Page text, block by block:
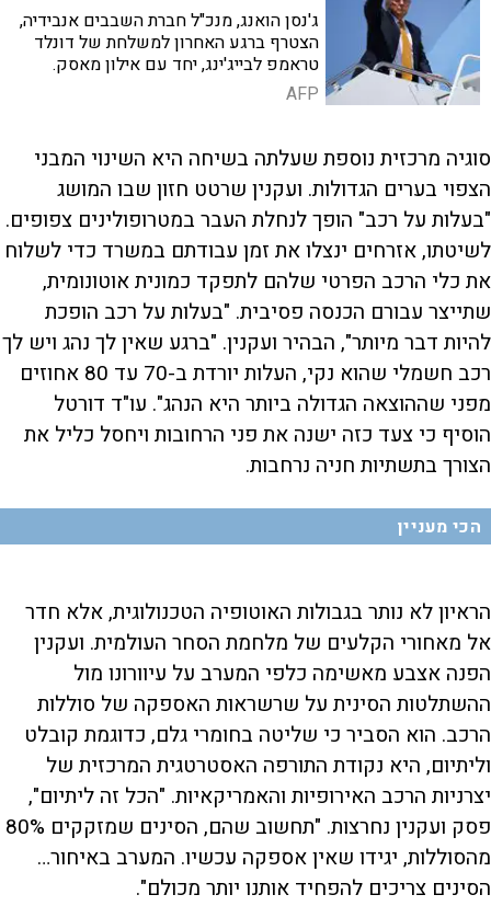
ג'נסן הואנג, מנכ"ל חברת השבבים אנבידיה,
הצטרף ברגע האחרון למשלחת של דונלד
טראמפ לבייג'ינג, יחד עם אילון מאסק.
הביקור מתקיים בזמן שהמרוץ בין ארצות
הברית לסין על השליטה בתחום הבינה
AFP
סוגיה מרכזית נוספת שעלתה בשיחה היא השינוי המבני
הצפוי בערים הגדולות. ועקנין שרטט חזון שבו המושג
"בעלות על רכב" הופך לנחלת העבר במטרופולינים צפופים.
לשיטתו, אזרחים ינצלו את זמן עבודתם במשרד כדי לשלוח
את כלי הרכב הפרטי שלהם לתפקד כמונית אוטונומית,
שתייצר עבורם הכנסה פסיבית. "בעלות על רכב הופכת
להיות דבר מיותר", הבהיר ועקנין. "ברגע שאין לך נהג ויש לך
רכב חשמלי שהוא נקי, העלות יורדת ב-70 עד 80 אחוזים
מפני שההוצאה הגדולה ביותר היא הנהג". עו"ד דורטל
הוסיף כי צעד כזה ישנה את פני הרחובות ויחסל כליל את
הצורך בתשתיות חניה נרחבות.
הכי מעניין
הראיון לא נותר בגבולות האוטופיה הטכנולוגית, אלא חדר
אל מאחורי הקלעים של מלחמת הסחר העולמית. ועקנין
הפנה אצבע מאשימה כלפי המערב על עיוורונו מול
ההשתלטות הסינית על שרשראות האספקה של סוללות
הרכב. הוא הסביר כי שליטה בחומרי גלם, כדוגמת קובלט
וליתיום, היא נקודת התורפה האסטרטגית המרכזית של
יצרניות הרכב האירופיות והאמריקאיות. "הכל זה ליתיום",
פסק ועקנין נחרצות. "תחשוב שהם, הסינים שמזקקים 80%
מהסוללות, יגידו שאין אספקה עכשיו. המערב באיחור…
הסינים צריכים להפחיד אותנו יותר מכולם".